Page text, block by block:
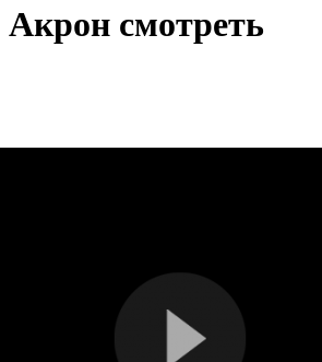
смотреть